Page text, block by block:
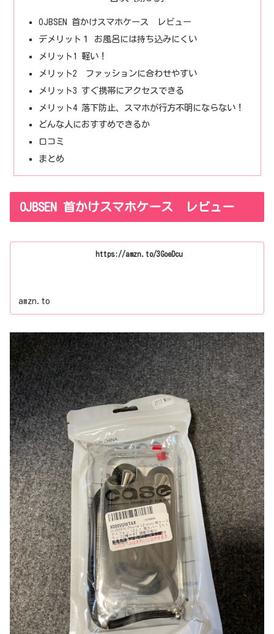
OJBSEN 首かけスマホケース レビュー
デメリット１ お風呂には持ち込みにくい
メリット1 軽い！
メリット2 ファッションに合わせやすい
メリット3 すぐ携帯にアクセスできる
メリット4 落下防止、スマホが行方不明にならない！
どんな人におすすめできるか
口コミ
まとめ
OJBSEN 首かけスマホケース レビュー
https://amzn.to/3GoeDcu
amzn.to